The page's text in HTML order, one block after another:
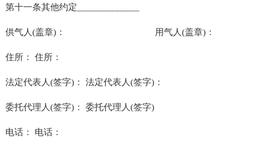
第十一条其他约定_____________
供气人(盖章)： 用气人(盖章)：
住所： 住所：
法定代表人(签字)： 法定代表人(签字)：
委托代理人(签字)： 委托代理人(签字)
电话： 电话：